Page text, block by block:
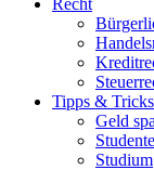
Recht
Tipps & Tricks
Geld
Studium